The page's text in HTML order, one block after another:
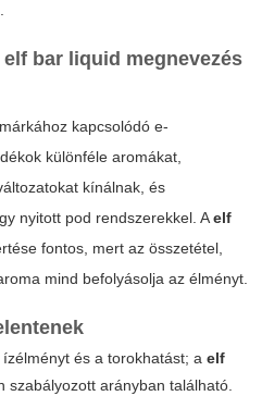
bar liquid megnevezés
kapcsolódó e-
különféle aromákat,
kínálnak, és
nyitott pod rendszerekkel. Aelf
fontos, mert az összetétel,
mind befolyásolja az élményt.
és a torokhatást; a elf
szabályozott arányban található.